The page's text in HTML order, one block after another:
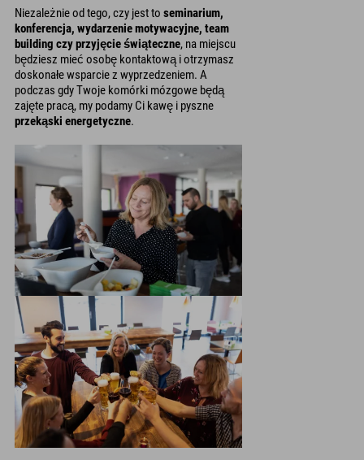
Niezależnie od tego, czy jest to seminarium,
konferencja, wydarzenie motywacyjne, team
building czy przyjęcie świąteczne, na miejscu
będziesz mieć osobę kontaktową i otrzymasz
doskonałe wsparcie z wyprzedzeniem. A
podczas gdy Twoje komórki mózgowe będą
zajęte pracą, my podamy Ci kawę i pyszne
przekąski energetyczne.